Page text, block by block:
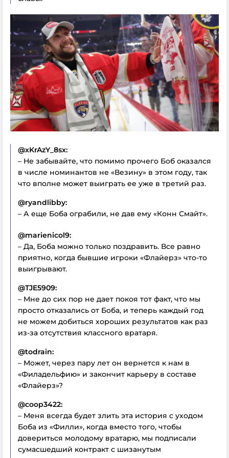
@xKrAzY_8sx:
– Не забывайте, что помимо прочего Боб оказался
в числе номинантов не «Везину» в этом году, так
что вполне может выиграть ее уже в третий раз.
@ryandlibby:
– А еще Боба ограбили, не дав ему «Конн Смайт».
@marienicol9:
– Да, Боба можно только поздравить. Все равно
приятно, когда бывшие игроки «Флайерз» что-то
выигрывают.
@TJE5909:
– Мне до сих пор не дает покоя тот факт, что мы
просто отказались от Боба, и теперь каждый год
не можем добиться хороших результатов как раз
из-за отсутствия классного вратаря.
@todrain:
– Может, через пару лет он вернется к нам в
«Филадельфию» и закончит карьеру в составе
«Флайерз»?
@coop3422:
– Меня всегда будет злить эта история с уходом
Боба из «Филли», когда вместо того, чтобы
довериться молодому вратарю, мы подписали
сумасшедший контракт с шизанутым